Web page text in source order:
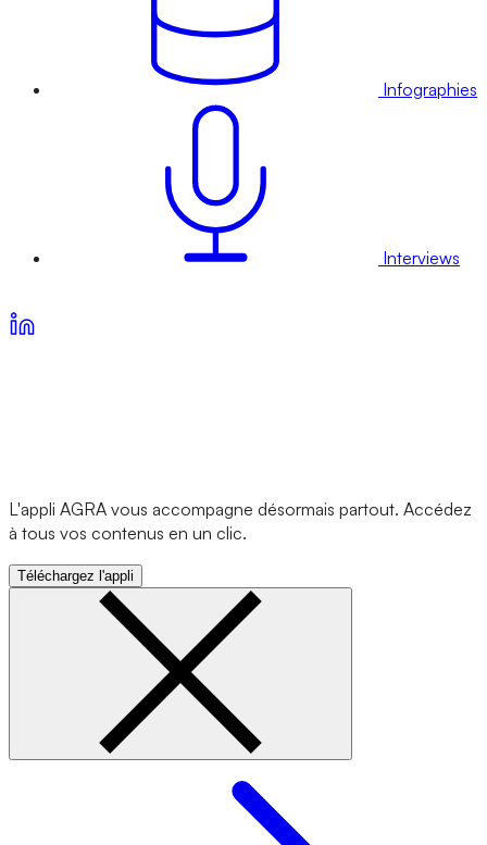
Infographies
Interviews
L'appli AGRA vous accompagne désormais partout. Accédez
à tous vos contenus en un clic.
Téléchargez l'appli